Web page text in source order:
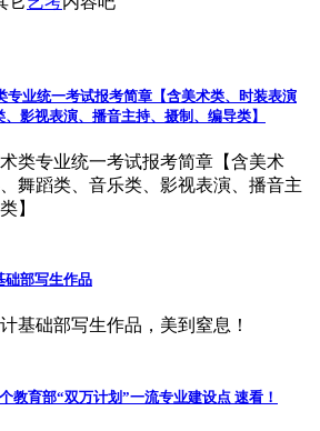
专业统一考试报考简章【含美术类、时装表演
影视表演、播音主持、摄制、编导类】
类专业统一考试报考简章【含美术
舞蹈类、音乐类、影视表演、播音主
】
础部写生作品
基础部写生作品，美到窒息！
教育部“双万计划”一流专业建设点 速看！